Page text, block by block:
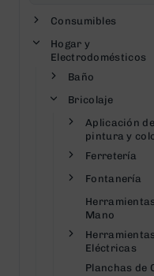
Consumibles
Hogar y
Electrodomésticos
Baño
Bricolaje
Aplicación de
pintura y
Ferretería
Fontanería
Mano
Herramientas
Eléctricas
Planchas de